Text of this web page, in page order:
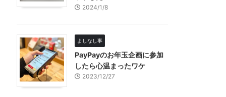
2024/1/8
よしなし事
PayPayのお年玉企画に参加
したら心温まったワケ
2023/12/27